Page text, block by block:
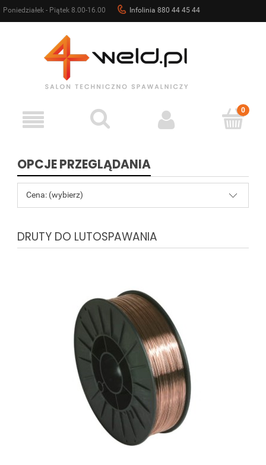
Poniedziałek - Piątek 8.00-16.00 Infolinia 880 44 45 44
OPCJE PRZEGLĄDANIA
Cena: (wybierz)
DRUTY DO LUTOSPAWANIA